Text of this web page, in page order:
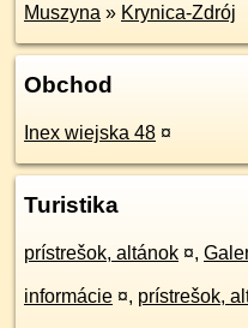
Muszyna » Krynica-Zdrój
Obchod
Inex wiejska 48 ¤
Turistika
prístrešok, altánok ¤,
informácie ¤, prístrešok,